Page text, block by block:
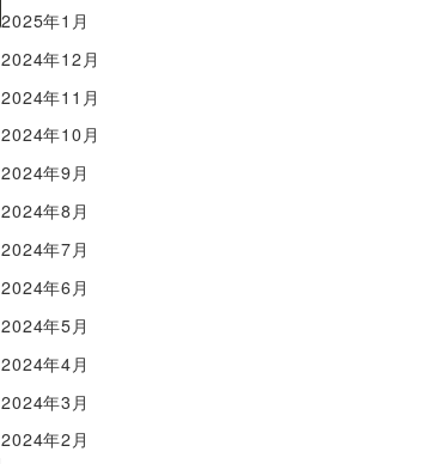
2025年1月
2024年12月
2024年11月
2024年10月
2024年9月
2024年8月
2024年7月
2024年6月
2024年5月
2024年4月
2024年3月
2024年2月